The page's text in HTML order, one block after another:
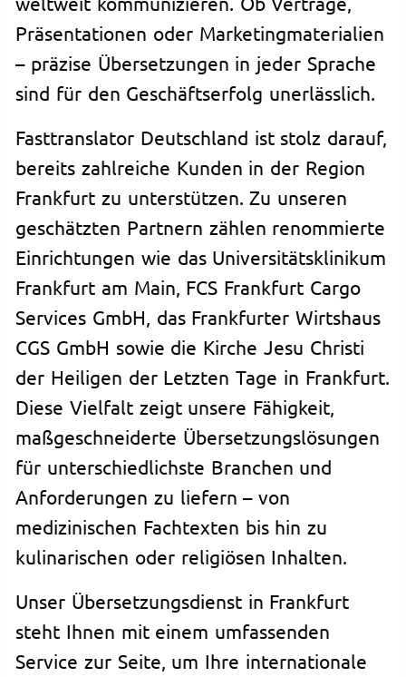
Präsentationen oder Marketingmaterialien
– präzise Übersetzungen in jeder Sprache
sind für den Geschäftserfolg unerlässlich.
Fasttranslator Deutschland ist stolz darauf,
bereits zahlreiche Kunden in der Region
Frankfurt zu unterstützen. Zu unseren
geschätzten Partnern zählen renommierte
Einrichtungen wie das Universitätsklinikum
Frankfurt am Main, FCS Frankfurt Cargo
Services GmbH, das Frankfurter Wirtshaus
CGS GmbH sowie die Kirche Jesu Christi
der Heiligen der Letzten Tage in Frankfurt.
Diese Vielfalt zeigt unsere Fähigkeit,
maßgeschneiderte Übersetzungslösungen
für unterschiedlichste Branchen und
Anforderungen zu liefern – von
medizinischen Fachtexten bis hin zu
kulinarischen oder religiösen Inhalten.
Unser Übersetzungsdienst in Frankfurt
steht Ihnen mit einem umfassenden
Service zur Seite, um Ihre internationale